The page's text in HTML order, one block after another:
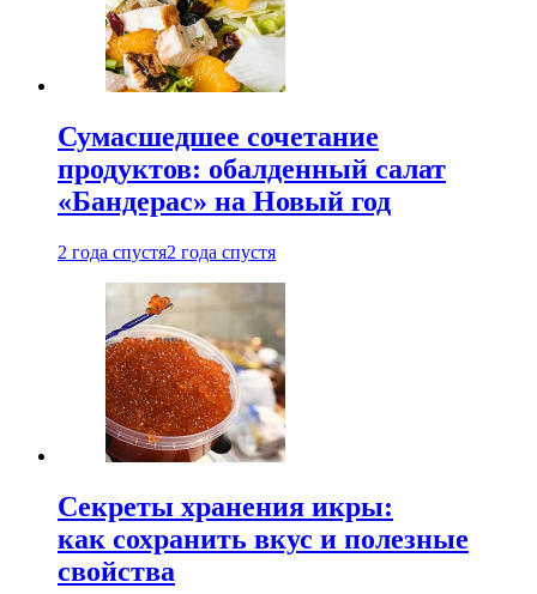
Сумасшедшее сочетание
продуктов: обалденный салат
«Бандерас» на Новый год
2 года спустя2 года спустя
Секреты хранения икры:
как сохранить вкус и полезные
свойства